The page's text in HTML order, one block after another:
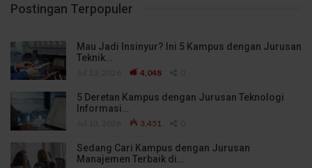
Postingan Terpopuler
Mau Jadi Insinyur? Ini 5 Kampus dengan Jurusan
Teknik…
4,048
5 Deretan Kampus dengan Jurusan Teknologi
Informasi…
3,451
Sedang Cari Kampus dengan Jurusan
Manajemen Terbaik di…